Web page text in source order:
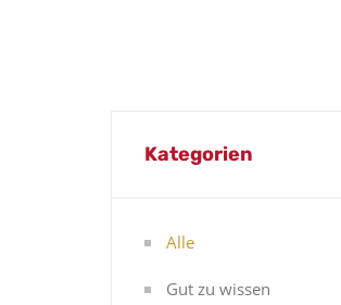
Kategorien
Alle
Gut zu wissen